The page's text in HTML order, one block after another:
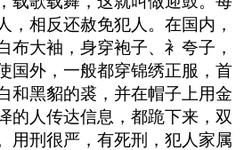
，相反还赦免犯人。在国内，
布大袖，身穿袍子、衤夸子，
国外，一般都穿锦绣正服，首
和黑貂的裘，并在帽子上用金
的人传达信息，都跪下来，双
用刑很严，有死刑，犯人家属